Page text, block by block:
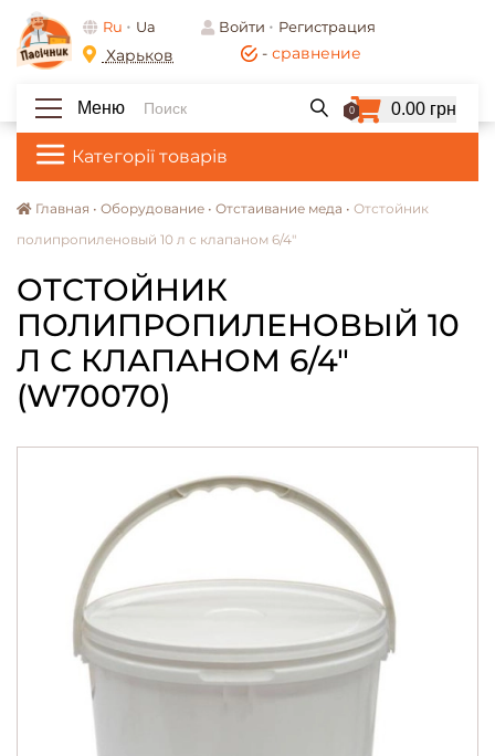
-сравнение
Ru Ua Войти Регистрация
Харьков
Категорії товарів
Меню 0 0.00 грн
Главная • Оборудование • Отстаивание меда • Отстойник
полипропиленовый 10 л с клапаном 6/4"
ОТСТОЙНИК
ПОЛИПРОПИЛЕНОВЫЙ 10
Л С КЛАПАНОМ 6/4"
(W70070)